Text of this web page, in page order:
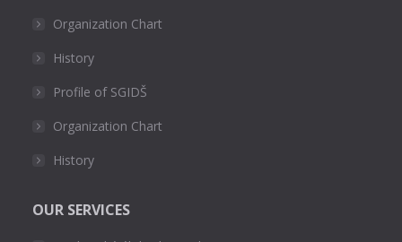
Organization Chart
History
Profile of SGIDŠ
Organization Chart
History
OUR SERVICES